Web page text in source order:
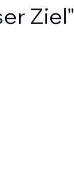
Ziel"